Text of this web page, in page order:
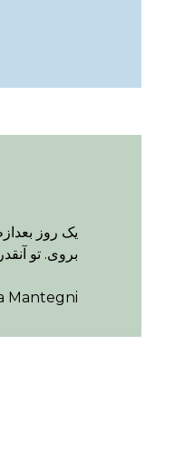
یک روز
بروی. تو
Mantegni